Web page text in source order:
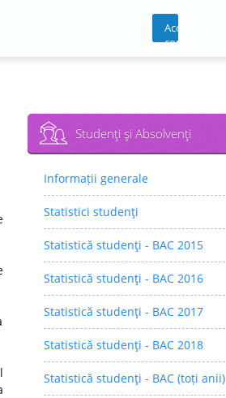
Acces
cont
Studenţi şi Absolvenţi
Informații generale
Statistici studenţi
Statistică studenţi - BAC 2015
Statistică studenţi - BAC 2016
Statistică studenţi - BAC 2017
Statistică studenţi - BAC 2018
Statistică studenţi - BAC (toți anii)